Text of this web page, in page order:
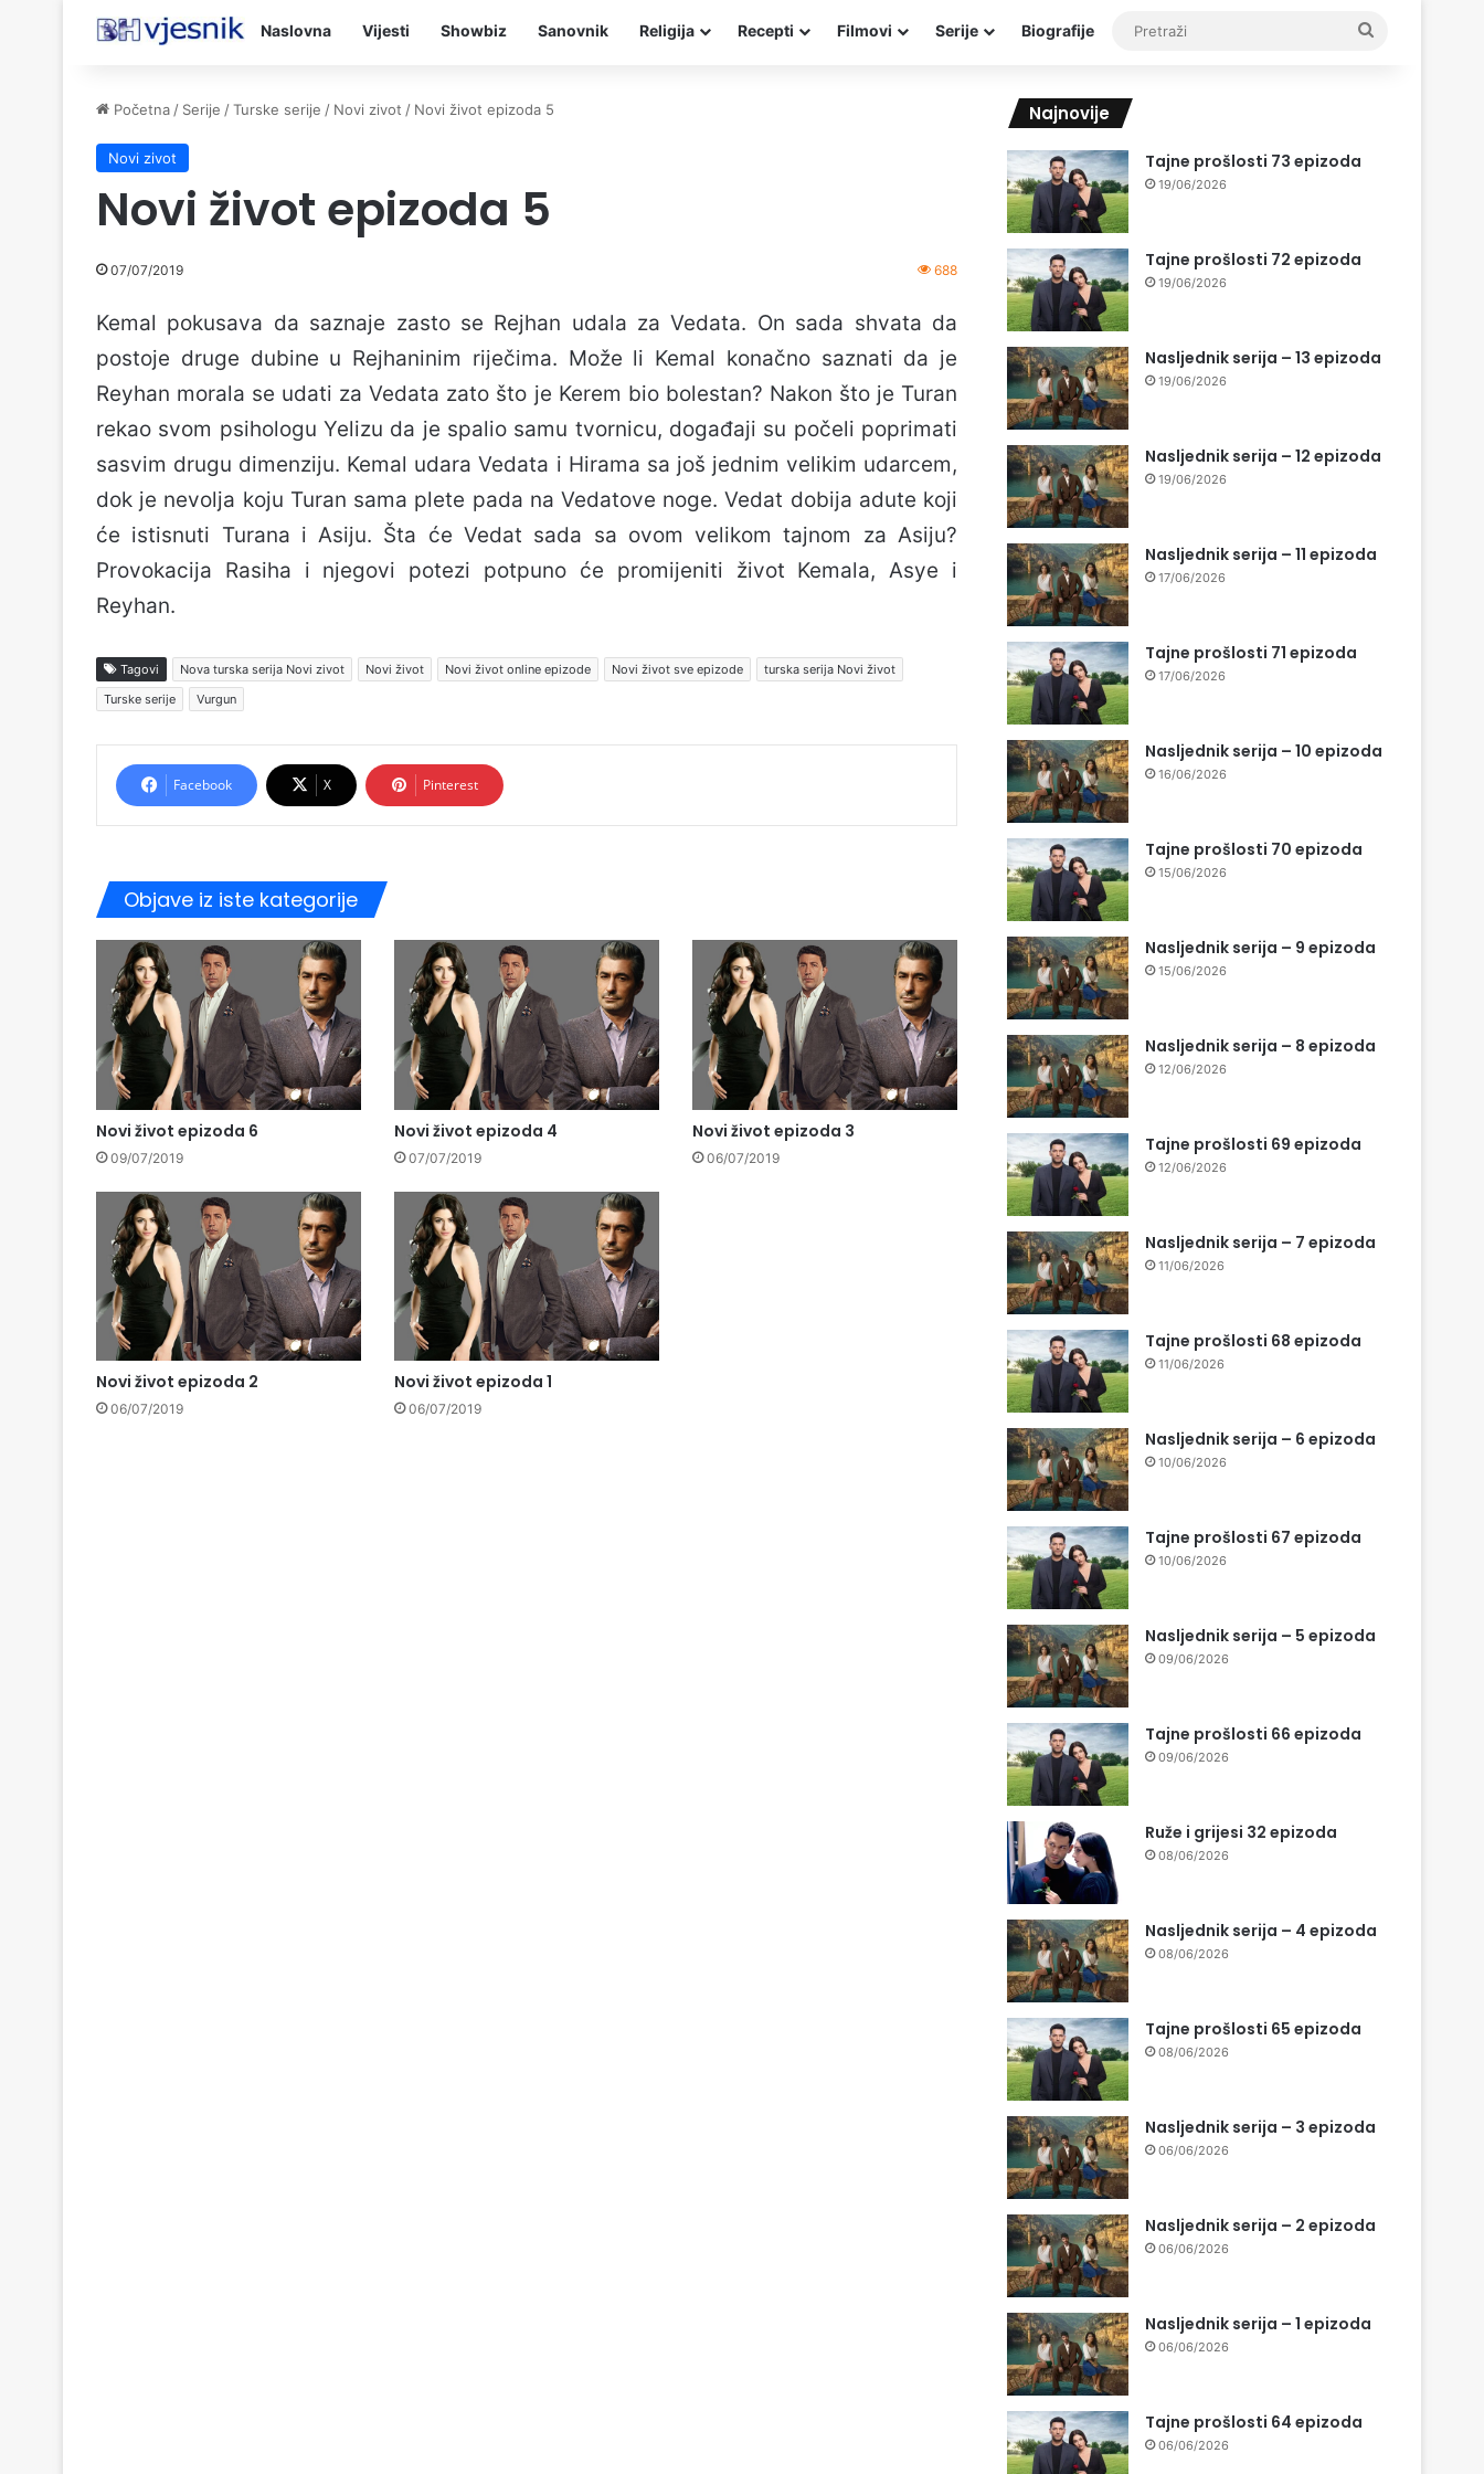
Naslovna Vijesti Showbiz Sanovnik Religija Recepti Filmovi Serije Biografije
Početna / Serije /Turske serije / Novi zivot / Novi život epizoda 5
Novi zivot
Novi život epizoda 5
07/07/2019 688
Kemal pokusava da saznaje zasto se Rejhan udala za Vedata. On sada shvata da
postoje druge dubine u Rejhaninim riječima. Može li Kemal konačno saznati da je
Reyhan morala se udati za Vedata zato što je Kerem bio bolestan? Nakon što je Turan
rekao svom psihologu Yelizu da je spalio samu tvornicu, događaji su počeli poprimati
sasvim drugu dimenziju. Kemal udara Vedata i Hirama sa još jednim velikim udarcem,
dok je nevolja koju Turan sama plete pada na Vedatove noge. Vedat dobija adute koji
će istisnuti Turana i Asiju. Šta će Vedat sada sa ovom velikom tajnom za Asiju?
Provokacija Rasiha i njegovi potezi potpuno će promijeniti život Kemala, Asye i
Reyhan.
Tagovi Nova turska serija Novi zivot Novi život Novi život online epizode Novi život sve epizode
turska serija Novi život
Turske serije
Vurgun
Facebook X Pinterest
Objave iz iste kategorije
Novi život epizoda 6
09/07/2019
Novi život epizoda 4
07/07/2019
Novi život epizoda 3
06/07/2019
Novi život epizoda 2
06/07/2019
Novi život epizoda 1
06/07/2019
Najnovije
Tajne prošlosti 73 epizoda
19/06/2026
Tajne prošlosti 72 epizoda
19/06/2026
Nasljednik serija – 13 epizoda
19/06/2026
Nasljednik serija – 12 epizoda
19/06/2026
Nasljednik serija – 11 epizoda
17/06/2026
Tajne prošlosti 71 epizoda
17/06/2026
Nasljednik serija – 10 epizoda
16/06/2026
Tajne prošlosti 70 epizoda
15/06/2026
Nasljednik serija – 9 epizoda
15/06/2026
Nasljednik serija – 8 epizoda
12/06/2026
Tajne prošlosti 69 epizoda
12/06/2026
Nasljednik serija – 7 epizoda
11/06/2026
Tajne prošlosti 68 epizoda
11/06/2026
Nasljednik serija – 6 epizoda
10/06/2026
Tajne prošlosti 67 epizoda
10/06/2026
Nasljednik serija – 5 epizoda
09/06/2026
Tajne prošlosti 66 epizoda
09/06/2026
Ruže i grijesi 32 epizoda
08/06/2026
Nasljednik serija – 4 epizoda
08/06/2026
Tajne prošlosti 65 epizoda
08/06/2026
Nasljednik serija – 3 epizoda
06/06/2026
Nasljednik serija – 2 epizoda
06/06/2026
Nasljednik serija – 1 epizoda
06/06/2026
Tajne prošlosti 64 epizoda
06/06/2026